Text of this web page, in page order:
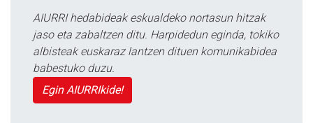
AIURRI hedabideak eskualdeko nortasun hitzak
jaso eta zabaltzen ditu. Harpidedun eginda, tokiko
albisteak euskaraz lantzen dituen komunikabidea
babestuko duzu.
Egin AIURRIkide!